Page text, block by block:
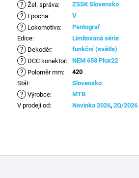
? Žel. správa: ZSSK Slovensko
? Epocha: V
? Lokomotiva:
Pantograf
Edice: Limitovaná série
? Dekodér: funkční (světla)
? DCC konektor: NEM 658 Plux22
? Poloměr mm:
420
Stát: Slovensko
? Výrobce:
MTB
V prodeji od: Novinka 2026, 2Q/2026